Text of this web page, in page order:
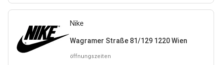
Nike
Wagramer Straße 81/129 1220 Wien
öffnungszeiten